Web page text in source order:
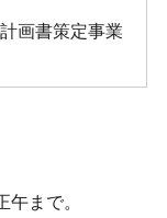
画書策定事業
まで。